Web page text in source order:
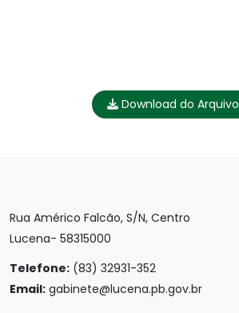
Download do Arquivo
Rua Américo Falcão, S/N, Centro
Lucena- 58315000
Telefone: (83) 32931-352
Email: gabinete@lucena.pb.gov.br